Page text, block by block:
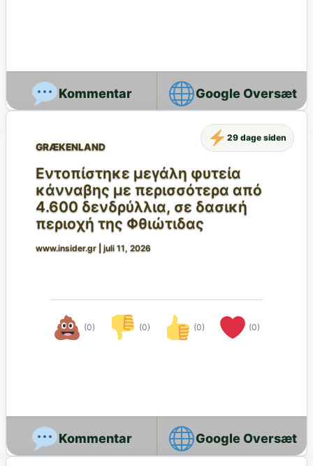
Google Oversæt
GRÆKENLAND
Εντοπίστηκε μεγάλη φυτεία
κάνναβης με περισσότερα από
4.600 δενδρύλλια, σε δασική
περιοχή της Φθιώτιδας
www.insider.gr juli 11, 2026
(0) (0) (0) (0)
29 dage siden
Google Oversæt